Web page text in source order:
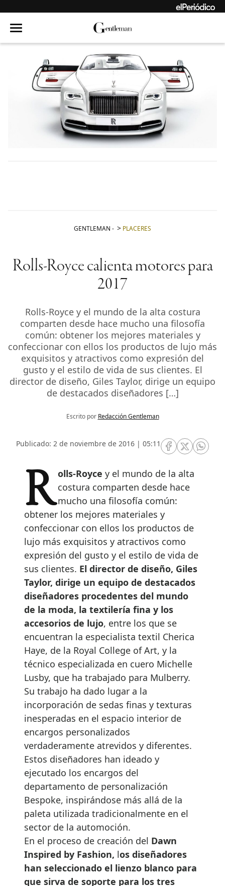
GENTLEMAN - PLACERES
Rolls-Royce calienta motores para
2017
Rolls-Royce y el mundo de la alta costura
comparten desde hace mucho una filosofía
común: obtener los mejores materiales y
confeccionar con ellos los productos de lujo más
exquisitos y atractivos como expresión del
gusto y el estilo de vida de sus clientes. El
director de diseño, Giles Taylor, dirige un equipo
de destacados diseñadores […]
Escrito por Redacción Gentleman
Publicado: 2 de noviembre de 2016 | 05:11
RRSS Facebook
RRSSRRSS
Rolls-Roycey el mundo de la alta
costura comparten desde hace
mucho una filosofía común:
obtener los mejores materiales y
confeccionar con ellos los productos de
lujo más exquisitos y atractivos como
expresión del gusto y el estilo de vida de
sus clientes. El director de diseño, Giles
Taylor, dirige un equipo de destacados
diseñadores procedentes del mundo
de la moda, la textilería fina y los
accesorios de lujo, entre los que se
encuentran la especialista textil Cherica
Haye, de la Royal College of Art, y la
técnico especializada en cuero Michelle
Lusby, que ha trabajado para Mulberry.
Su trabajo ha dado lugar a la
incorporación de sedas finas y texturas
inesperadas en el espacio interior de
encargos personalizados
verdaderamente atrevidos y diferentes.
Estos diseñadores han ideado y
ejecutado los encargos del
departamento de personalización
Bespoke, inspirándose más allá de la
paleta utilizada tradicionalmente en el
sector de la automoción.
En el proceso de creación del Dawn
Inspired by Fashion, los diseñadores
han seleccionado el lienzo blanco para
que sirva de soporte para los tres